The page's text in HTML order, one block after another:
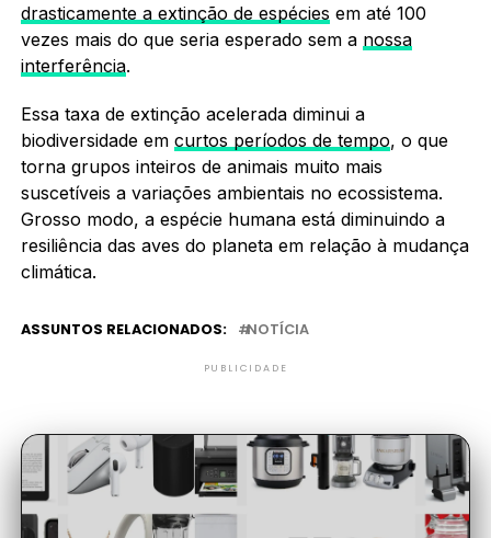
drasticamente a extinção de espécies em até 100
vezes mais do que seria esperado sem a nossa
interferência.
Essa taxa de extinção acelerada diminui a
biodiversidade em curtos períodos de tempo, o que
torna grupos inteiros de animais muito mais
suscetíveis a variações ambientais no ecossistema.
Grosso modo, a espécie humana está diminuindo a
resiliência das aves do planeta em relação à mudança
climática.
ASSUNTOS RELACIONADOS: NOTÍCIA
PUBLICIDADE